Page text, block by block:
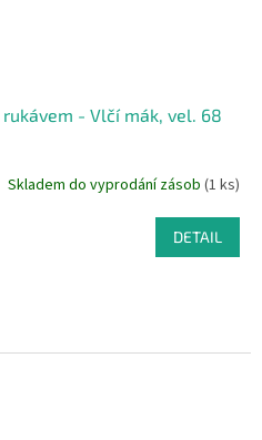
- Vlčí mák, vel. 68
Skladem do vyprodání zásob (1 ks)
DETAIL